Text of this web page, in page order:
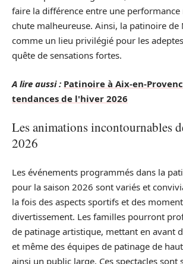
faire la différence entre une performance
chute malheureuse. Ainsi, la patinoire de
comme un lieu privilégié pour les
quête de sensations fortes.
A lire aussi : Patinoire à Aix-en-
tendances de l'hiver 2026
Les animations incontournables
2026
Les événements programmés dans la
pour la saison 2026 sont variés et
la fois des aspects sportifs et des
divertissement. Les familles pourront
de patinage artistique, mettant en avant
et même des équipes de patinage de
ainsi un public large. Ces spectacles sont